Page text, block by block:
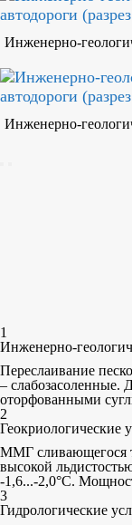
Инженерно-
Инженерно-
1
Инженерно-
Переслаивание
– слабозасоленные.
оторфованными
2
Геокриологические
ММГ сливающегося
высокой
-1,6...-2,0°С.
3
Гидрологические